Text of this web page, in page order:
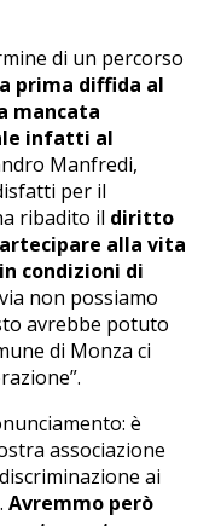
di un percorso
prima diffida al
mancata
infatti al
Manfredi,
per il
ribadito il diritto
alla vita
condizioni di
non possiamo
avrebbe potuto
di Monza ci
è
associazione
ai
Avremmo però